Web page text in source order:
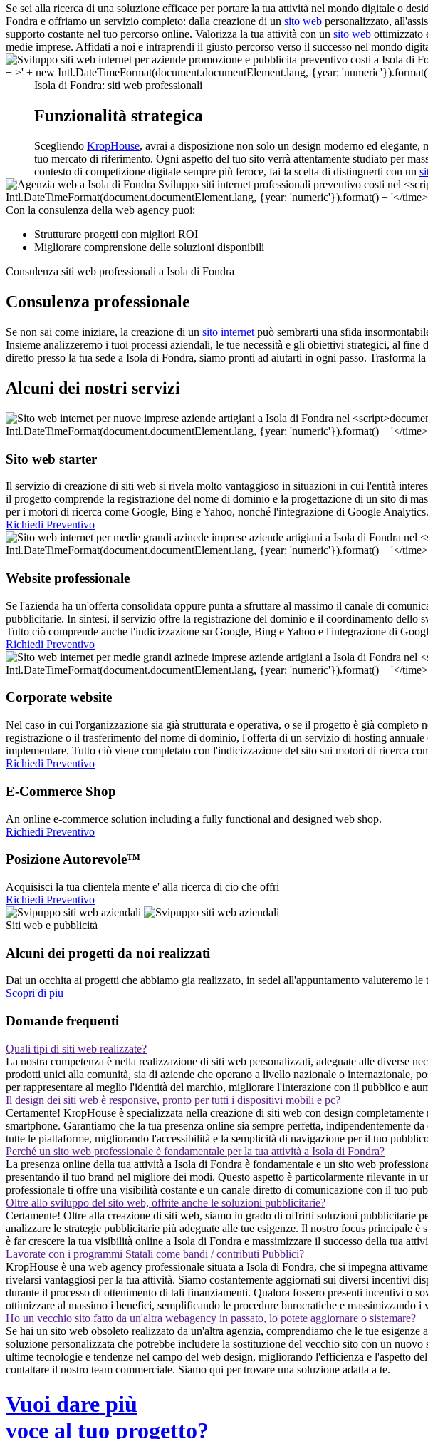
Se sei alla ricerca di una soluzione efficace per portare la tua attività nel mondo digitale o
Fondra e offriamo un servizio completo: dalla creazione di un sito web personalizzato,
supporto costante nel tuo percorso online. Valorizza la tua attività con un sito web ottimizzato
medie imprese. Affidati a noi e intraprendi il giusto percorso verso il successo nel mondo
Isola di Fondra: siti web professionali
Funzionalità strategica
Scegliendo KropHouse, avrai a disposizione non solo un design moderno ed elegante,
tuo mercato di riferimento. Ogni aspetto del tuo sito verrà attentamente studiato per
contesto di competizione digitale sempre più feroce, fai la scelta di distinguerti con un
Con la consulenza della web agency puoi:
Strutturare progetti con migliori ROI
Migliorare comprensione delle soluzioni disponibili
Consulenza siti web professionali a Isola di Fondra
Consulenza professionale
Se non sai come iniziare, la creazione di un sito internet può sembrarti una sfida
Insieme analizzeremo i tuoi processi aziendali, le tue necessità e gli obiettivi strategici, al
diretto presso la tua sede a Isola di Fondra, siamo pronti ad aiutarti in ogni passo. Trasforma
Alcuni dei nostri servizi
Sito web starter
Il servizio di creazione di siti web si rivela molto vantaggioso in situazioni in cui l'entità
il progetto comprende la registrazione del nome di dominio e la progettazione di un sito di
per i motori di ricerca come Google, Bing e Yahoo, nonché l'integrazione di Google Analytics.
Richiedi Preventivo
Website professionale
Se l'azienda ha un'offerta consolidata oppure punta a sfruttare al massimo il canale di
pubblicitarie. In sintesi, il servizio offre la registrazione del dominio e il coordinamento dello
Tutto ciò comprende anche l'indicizzazione su Google, Bing e Yahoo e l'integrazione di
Richiedi Preventivo
Corporate website
Nel caso in cui l'organizzazione sia già strutturata e operativa, o se il progetto è già
registrazione o il trasferimento del nome di dominio, l'offerta di un servizio di hosting
implementare. Tutto ciò viene completato con l'indicizzazione del sito sui motori di ricerca
Richiedi Preventivo
E-Commerce Shop
An online e-commerce solution including a fully functional and designed web shop.
Richiedi Preventivo
Posizione Autorevole™
Acquisisci la tua clientela mente e' alla ricerca di cio che offri
Richiedi Preventivo
Siti web e pubblicità
Alcuni dei progetti da noi realizzati
Dai un occhita ai progetti che abbiamo gia realizzato, in sedel all'appuntamento valuteremo le
Scopri di piu
Domande frequenti
Quali tipi di siti web realizzate?
La nostra competenza è nella realizzazione di siti web personalizzati, adeguate alle diverse
prodotti unici alla comunità, sia di aziende che operano a livello nazionale o internazionale,
per rappresentare al meglio l'identità del marchio, migliorare l'interazione con il pubblico e
Il design dei siti web è responsive, pronto per tutti i dispositivi mobili e pc?
Certamente! KropHouse è specializzata nella creazione di siti web con design
smartphone. Garantiamo che la tua presenza online sia sempre perfetta,
tutte le piattaforme, migliorando l'accessibilità e la semplicità di navigazione per il tuo
Perché un sito web professionale è fondamentale per la tua attività a Isola di Fondra?
La presenza online della tua attività a Isola di Fondra è fondamentale e un sito web
presentando il tuo brand nel migliore dei modi. Questo aspetto è particolarmente rilevante in
professionale ti offre una visibilità costante e un canale diretto di comunicazione con il tuo
Oltre allo sviluppo del sito web, offrite anche le soluzioni pubblicitarie?
Certamente! Oltre alla creazione di siti web, siamo in grado di offrirti soluzioni pubblicitarie
analizzare le strategie pubblicitarie più adeguate alle tue esigenze. Il nostro focus principale
è far crescere la tua visibilità online a Isola di Fondra e massimizzare il successo della tua
Lavorate con i programmi Statali come bandi / contributi Pubblici?
KropHouse è una web agency professionale situata a Isola di Fondra, che si impegna
rivelarsi vantaggiosi per la tua attività. Siamo costantemente aggiornati sui diversi incentivi
durante il processo di ottenimento di tali finanziamenti. Qualora fossero presenti incentivi o
ottimizzare al massimo i benefici, semplificando le procedure burocratiche e massimizzando i
Ho un vecchio sito fatto da un'altra webagency in passato, lo potete aggiornare o sistemare?
Se hai un sito web obsoleto realizzato da un'altra agenzia, comprendiamo che le tue
soluzione personalizzata che potrebbe includere la sostituzione del vecchio sito con un
ultime tecnologie e tendenze nel campo del web design, migliorando l'efficienza e l'aspetto
contattare il nostro team commerciale. Siamo qui per trovare una soluzione adatta a te.
Vuoi dare più
voce al tuo progetto?